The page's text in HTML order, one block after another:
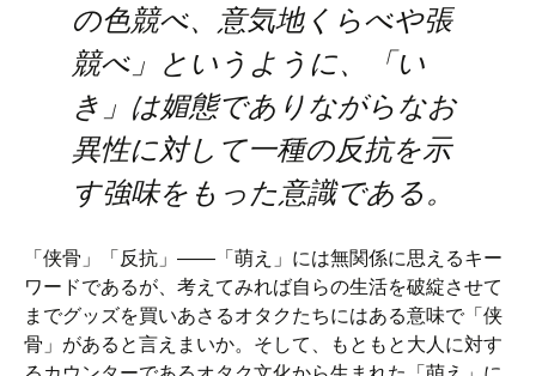
の色競べ、意気地くらべや張
競べ」というように、「い
き」は媚態でありながらなお
異性に対して一種の反抗を示
す強味をもった意識である。
「侠骨」「反抗」――「萌え」には無関係に思えるキー
ワードであるが、考えてみれば自らの生活を破綻させて
までグッズを買いあさるオタクたちにはある意味で「侠
骨」があると言えまいか。そして、もともと大人に対す